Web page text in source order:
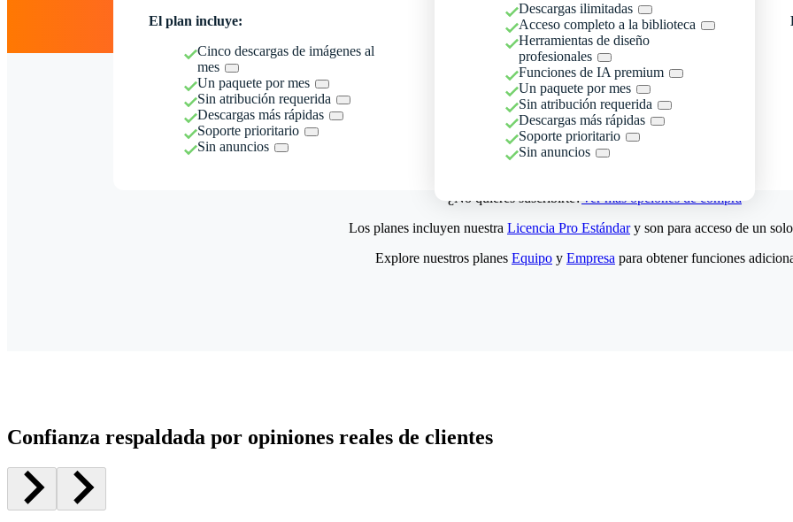
El plan incluye:
Cinco descargas de imágenes al
mes
Un paquete por mes
Sin atribución requerida
Descargas más rápidas
Soporte prioritario
Sin anuncios
Descargas ilimitadas
Acceso completo a la biblioteca
Herramientas de diseño
profesionales
Funciones de IA premium
Un paquete por mes
Sin atribución requerida
Descargas más rápidas
Soporte prioritario
Sin anuncios
¿No quieres suscribirte?Ver más opciones de compra
Los planes incluyen nuestra Licencia Pro Estándary son para acceso de un
Explore nuestros planes Equipo y Empresa para obtener funciones
Confianza respaldada por opiniones reales de clientes